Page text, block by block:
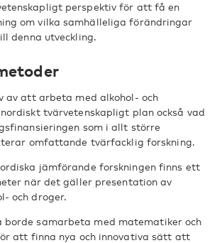
perspektiv för att få en
om vilka samhälleliga förändringar
denna utveckling.
av att arbeta med alkohol- och
tvärvetenskapligt plan också vad
som i allt större
omfattande tvärfacklig forskning.
jämförande forskningen finns ett
när det gäller presentation av
och droger.
borde samarbeta med matematiker och
att finna nya och innovativa sätt att